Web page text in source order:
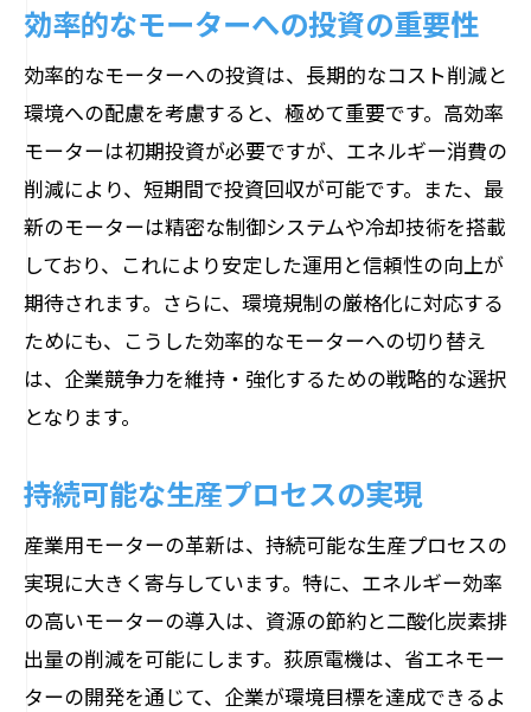
効率的なモーターへの投資の重要性
効率的なモーターへの投資は、長期的なコスト削減と
環境への配慮を考慮すると、極めて重要です。高効率
モーターは初期投資が必要ですが、エネルギー消費の
削減により、短期間で投資回収が可能です。また、最
新のモーターは精密な制御システムや冷却技術を搭載
しており、これにより安定した運用と信頼性の向上が
期待されます。さらに、環境規制の厳格化に対応する
ためにも、こうした効率的なモーターへの切り替え
は、企業競争力を維持・強化するための戦略的な選択
となります。
持続可能な生産プロセスの実現
産業用モーターの革新は、持続可能な生産プロセスの
実現に大きく寄与しています。特に、エネルギー効率
の高いモーターの導入は、資源の節約と二酸化炭素排
出量の削減を可能にします。荻原電機は、省エネモー
ターの開発を通じて、企業が環境目標を達成できるよ